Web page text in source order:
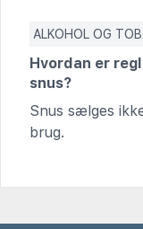
ALKOHOL OG
Hvordan er
snus?
Snus sælges
brug.